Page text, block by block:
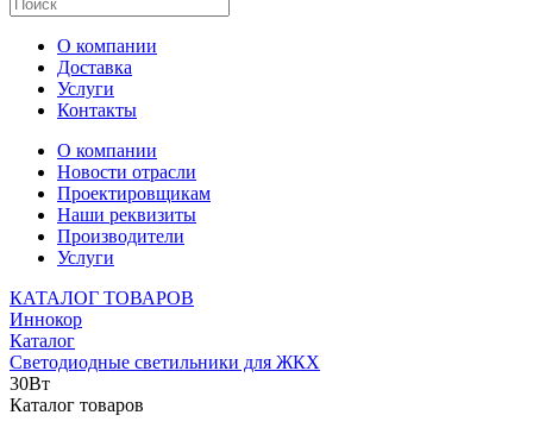
О компании
Доставка
Услуги
Контакты
О компании
Новости отрасли
Проектировщикам
Наши реквизиты
Производители
Услуги
КАТАЛОГ ТОВАРОВ
Иннокор
Каталог
Светодиодные светильники для ЖКХ
30Вт
Каталог товаров